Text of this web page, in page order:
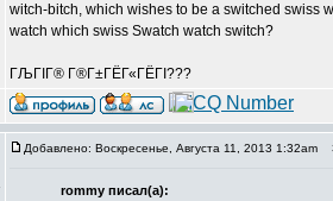
witch-bitch, which wishes to be a switched swiss
watch which swiss Swatch watch switch?
ГЉГІГ® Г®Г±ГЁГ«ГЁГІ???
Добавлено: Воскресенье, Августа 11, 2013 1:32am
rommy писал(а):